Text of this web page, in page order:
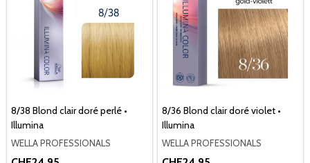
8/38 Blond clair doré perlé •
Illumina
WELLA PROFESSIONALS
8/36 Blond clair doré violet •
Illumina
WELLA PROFESSIONALS